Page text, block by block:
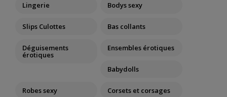
Lingerie Bodys sexy
Slips Culottes Bas collants
Déguisements
érotiques
Ensembles érotiques
Babydolls
Robes sexy Corsets et corsages